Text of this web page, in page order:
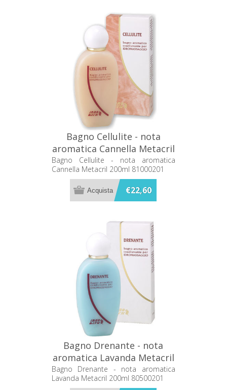
Bagno Cellulite - nota
aromatica Cannella Metacril
200ml 81000201
Bagno Cellulite - nota aromatica
Cannella Metacril 200ml 81000201
€22,60
Bagno Drenante - nota
aromatica Lavanda Metacril
200ml 80500201
Bagno Drenante - nota aromatica
Lavanda Metacril 200ml 80500201